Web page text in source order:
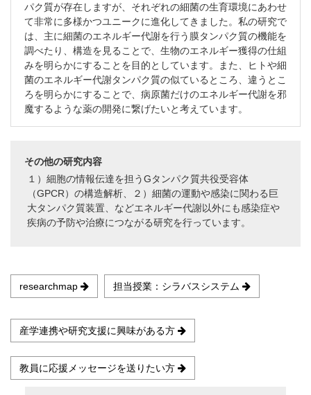
パク質が存在しますが、それぞれの細菌の生育環境にあわせ
て非常に多様かつユニークに進化してきました。私の研究で
は、主に細菌のエネルギー代謝を行う膜タンパク質の機能を
調べたり、構造を見ることで、生物のエネルギー獲得の仕組
みを明らかにすることを目的としています。また、ヒトや細
菌のエネルギー代謝タンパク質の似ているところ、違うとこ
ろを明らかにすることで、病原菌だけのエネルギー代謝を邪
魔するような薬の開発に繋げたいと考えています。
その他の研究内容
１）細胞の情報伝達を担うGタンパク質共役受容体
（GPCR）の構造解析、２）細菌の運動や感染に関わる巨
大タンパク質装置、などエネルギー代謝以外にも感染症や
疾病の予防や治療につながる研究を行っています。
researchmap 担当授業：シラバスシステム
産学連携や研究支援に興味がある方
教員に応援メッセージを送りたい方